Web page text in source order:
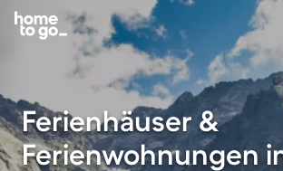
Ferienhäuser &
Ferienwohnungen